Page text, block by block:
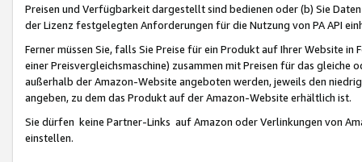
Preisen und Verfügbarkeit dargestellt sind bedienen oder (b) Sie
der Lizenz festgelegten Anforderungen für die Nutzung von PA API
Ferner müssen Sie, falls Sie Preise für ein Produkt auf Ihrer Website
einer Preisvergleichsmaschine) zusammen mit Preisen für das
außerhalb der Amazon-Website angeboten werden, jeweils den
angeben, zu dem das Produkt auf der Amazon-Website erhältlich ist.
Sie dürfen keine Partner-Links auf Amazon oder Verlinkungen von
einstellen.